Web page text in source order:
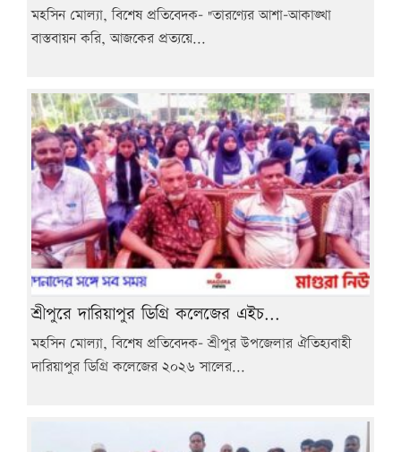
মহসিন মোল্যা, বিশেষ প্রতিবেদক- "তারণ্যের আশা-আকাঙ্খা
বাস্তবায়ন করি, আজকের প্রত্যয়ে...
শ্রীপুরে দারিয়াপুর ডিগ্রি কলেজের এইচ...
মহসিন মোল্যা, বিশেষ প্রতিবেদক- শ্রীপুর উপজেলার ঐতিহ্যবাহী
দারিয়াপুর ডিগ্রি কলেজের ২০২৬ সালের...